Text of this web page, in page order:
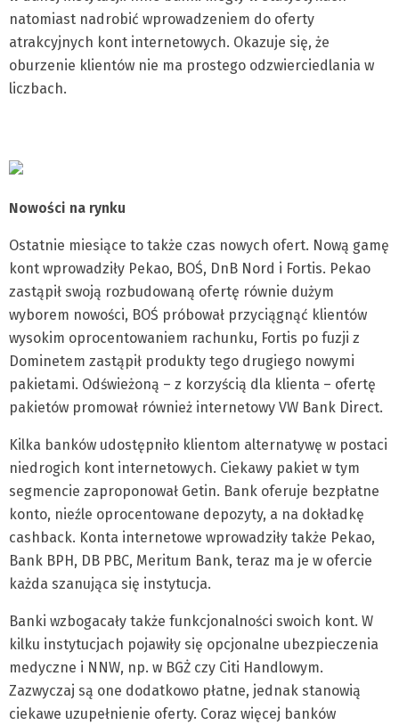
natomiast nadrobić wprowadzeniem do oferty
atrakcyjnych kont internetowych. Okazuje się, że
oburzenie klientów nie ma prostego odzwierciedlania w
liczbach.
Nowości na rynku
Ostatnie miesiące to także czas nowych ofert. Nową gamę
kont wprowadziły Pekao, BOŚ, DnB Nord i Fortis. Pekao
zastąpił swoją rozbudowaną ofertę równie dużym
wyborem nowości, BOŚ próbował przyciągnąć klientów
wysokim oprocentowaniem rachunku, Fortis po fuzji z
Dominetem zastąpił produkty tego drugiego nowymi
pakietami. Odświeżoną – z korzyścią dla klienta – ofertę
pakietów promował również internetowy VW Bank Direct.
Kilka banków udostępniło klientom alternatywę w postaci
niedrogich kont internetowych. Ciekawy pakiet w tym
segmencie zaproponował Getin. Bank oferuje bezpłatne
konto, nieźle oprocentowane depozyty, a na dokładkę
cashback. Konta internetowe wprowadziły także Pekao,
Bank BPH, DB PBC, Meritum Bank, teraz ma je w ofercie
każda szanująca się instytucja.
Banki wzbogacały także funkcjonalności swoich kont. W
kilku instytucjach pojawiły się opcjonalne ubezpieczenia
medyczne i NNW, np. w BGŻ czy Citi Handlowym.
Zazwyczaj są one dodatkowo płatne, jednak stanowią
ciekawe uzupełnienie oferty. Coraz więcej banków